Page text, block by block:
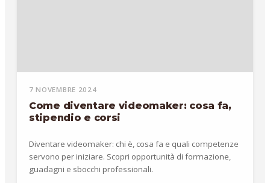
7 NOVEMBRE 2024
Come diventare videomaker: cosa fa,
stipendio e corsi
Diventare videomaker: chi è, cosa fa e quali competenze
servono per iniziare. Scopri opportunità di formazione,
guadagni e sbocchi professionali.